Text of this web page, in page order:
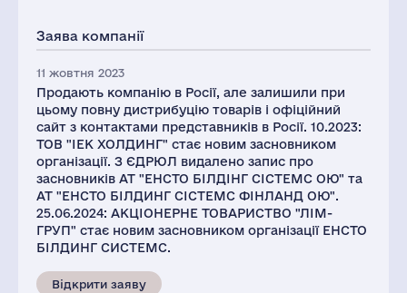
Заява компанії
11 жовтня 2023
Продають компанію в Росії, але залишили при
цьому повну дистрибуцію товарів і офіційний
сайт з контактами представників в Росії. 10.2023:
ТОВ "ІЕК ХОЛДИНГ" стає новим засновником
організації. З ЄДРЮЛ видалено запис про
засновників АТ "ЕНСТО БІЛДІНГ СІСТЕМС ОЮ" та
АТ "ЕНСТО БІЛДИНГ СІСТЕМС ФІНЛАНД ОЮ".
25.06.2024: АКЦІОНЕРНЕ ТОВАРИСТВО "ЛІМ-
ГРУП" стає новим засновником організації ЕНСТО
БІЛДИНГ СИСТЕМС.
Відкрити заяву